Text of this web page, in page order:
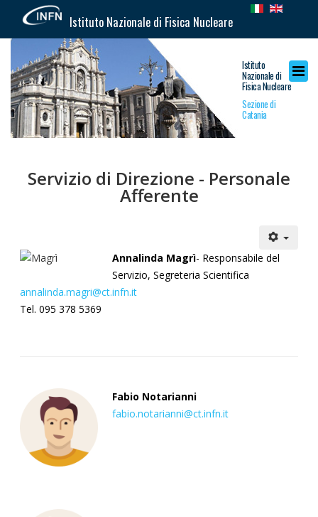
Istituto Nazionale di Fisica Nucleare
Istituto
Nazionale di
Fisica Nucleare
Sezione di
Catania
Servizio di Direzione - Personale
Afferente
Annalinda Magrì- Responsabile del
Servizio, Segreteria Scientifica
annalinda.magri@ct.infn.it
Tel. 095 378 5369
Fabio Notarianni
fabio.notarianni@ct.infn.it